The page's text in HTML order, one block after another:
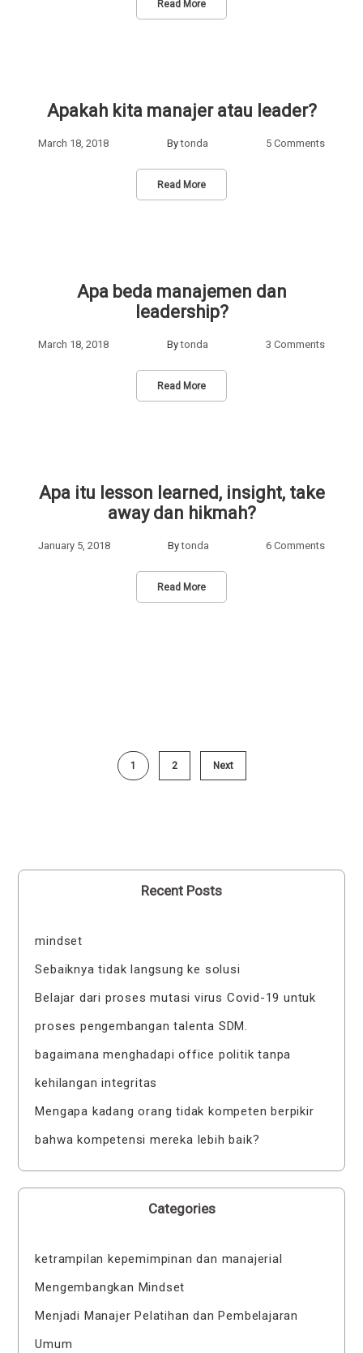
Read More
Apakah kita manajer atau leader?
March 18, 2018 Bytonda 5 Comments
Read More
Apa beda manajemen dan
leadership?
March 18, 2018 Bytonda 3 Comments
Read More
Apa itu lesson learned, insight, take
away dan hikmah?
January 5, 2018 Bytonda 6 Comments
Read More
1 2 Next
Recent Posts
mindset
Sebaiknya tidak langsung ke solusi
Belajar dari proses mutasi virus Covid-19 untuk
proses pengembangan talenta SDM.
bagaimana menghadapi office politik tanpa
kehilangan integritas
Mengapa kadang orang tidak kompeten berpikir
bahwa kompetensi mereka lebih baik?
Categories
ketrampilan kepemimpinan dan manajerial
Mengembangkan Mindset
Menjadi Manajer Pelatihan dan Pembelajaran
Umum